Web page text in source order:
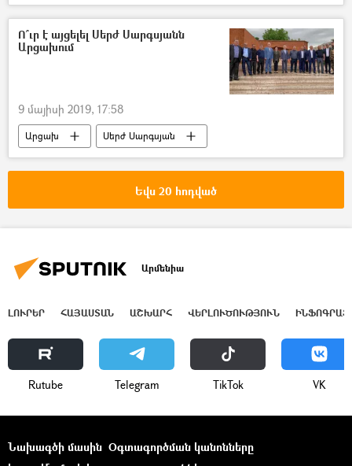
Ո՞ւր է այցելել Սերժ Սարգսյանն
Արցախում
9 մայիսի 2019, 17:58
Արցախ
Սերժ Սարգսյան
Արմեն Աշոտյան
Շուշիի ազատագրում
ՀՀ նախագահ Սերժ Սարգսյան
Եվս 20 հոդված
Արմենիա
ԼՈՒՐԵՐ ՀԱՅԱՍՏԱՆ ԱՇԽԱՐՀ ՎԵՐԼՈՒԾՈՒԹՅՈՒՆ
Rutube Telegram ТikТоk VK
Նախագծի մասին Օգտագործման կանոնները